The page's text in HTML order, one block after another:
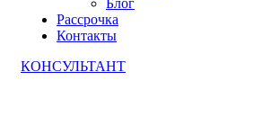
Блог
Рассрочка
Контакты
КОНСУЛЬТАНТ